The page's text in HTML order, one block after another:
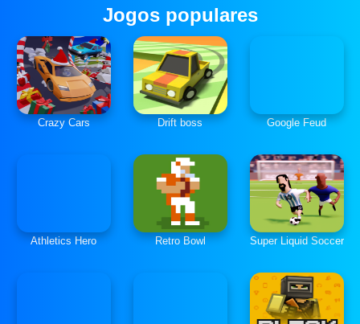
Jogos populares
Crazy Cars Drift boss Google Feud
Athletics Hero Retro Bowl Super Liquid Soccer